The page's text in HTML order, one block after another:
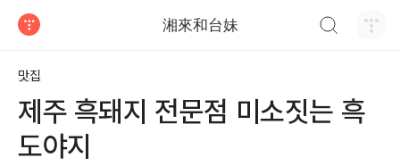
湘來和台妹
맛집
제주 흑돼지 전문점 미소짓는 흑
도야지